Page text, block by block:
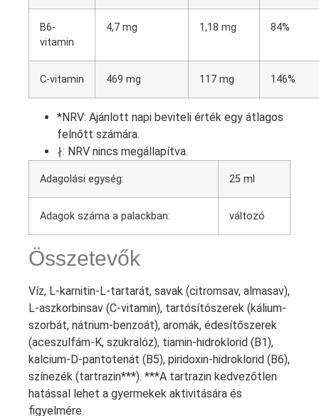
B6-
vitamin
4,7 mg 1,18 mg 84%
C-vitamin 469 mg 117 mg 146%
*NRV: Ajánlott napi beviteli érték egy átlagos
felnőtt számára.
∤: NRV nincs megállapítva.
Adagolási egység: 25 ml
Adagok száma a palackban: változó
Összetevők
Víz, L-karnitin-L-tartarát, savak (citromsav, almasav),
L-aszkorbinsav (C-vitamin), tartósítószerek (kálium-
szorbát, nátrium-benzoát), aromák, édesítőszerek
(aceszulfám-K, szukralóz), tiamin-hidroklorid (B1),
kalcium-D-pantotenát (B5), piridoxin-hidroklorid (B6),
színezék (tartrazin***). ***A tartrazin kedvezőtlen
hatással lehet a gyermekek aktivitására és
figyelmére.